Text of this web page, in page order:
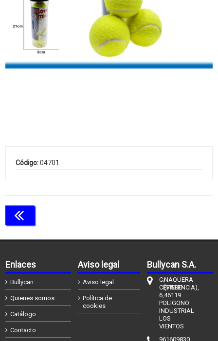
Código:04701
Enlaces
Bullycan
Quienes somos
Catálogo
Contacto
Aviso legal
Aviso legal
Política de
cookies
Bullycan S.A.
C/
CÉFIERO
6,
POLIGONO
INDUSTRIAL
LOS
VIENTOS
NAQUERA
(VALENCIA),
46119
961609830